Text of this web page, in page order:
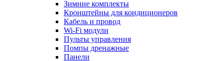
Зимние комплекты
Кронштейны для кондиционеров
Кабель и провод
Wi-Fi модули
Пульты управления
Помпы дренажные
Панели